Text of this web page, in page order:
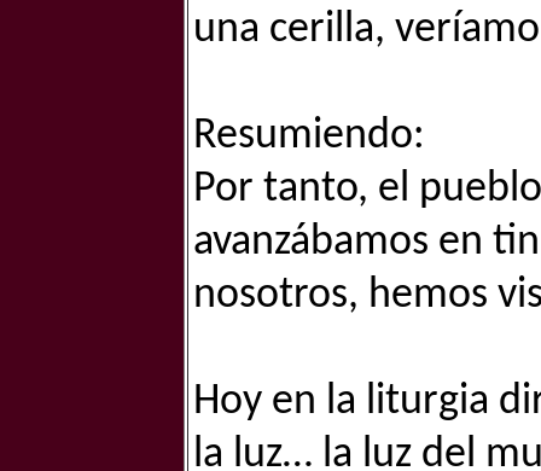
una cerilla,
Resumiendo:
Por tanto, el
avanzábamos en
nosotros, hemos
Hoy en la liturgia
la luz… la luz del